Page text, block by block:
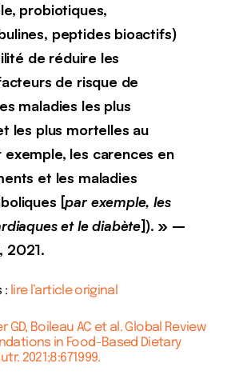
probiotiques,
peptides bioactifs)
de réduire les
de risque de
maladies les plus
les plus mortelles au
exemple, les carences en
et les maladies
[par exemple, les
et le diabète]). » –
2021.
: lire l’article original
GD, Boileau AC et al. Global Review
in Food-Based Dietary
2021;8:671999.